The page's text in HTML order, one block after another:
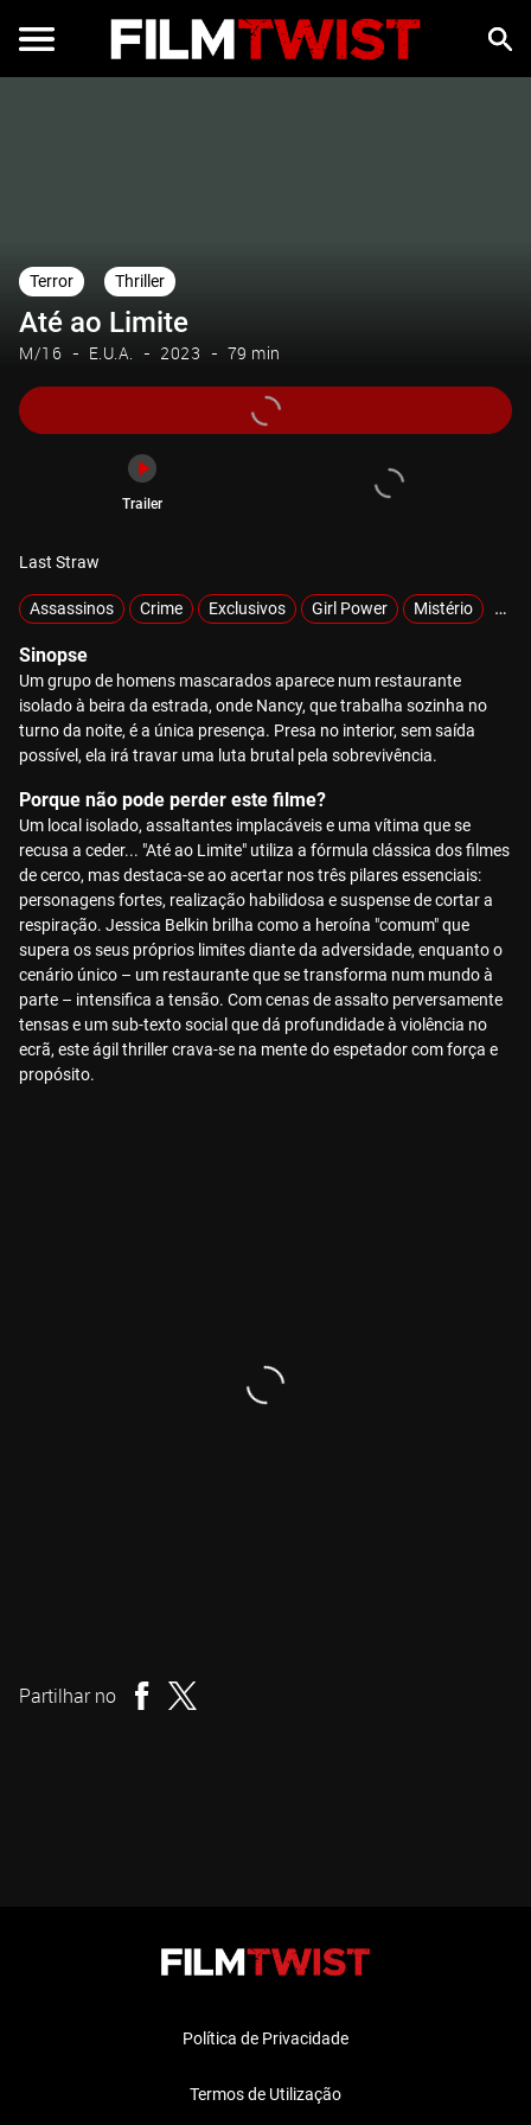
Terror Thriller
Até ao Limite
M/16 E.U.A. 2023 79 min
Trailer
Last Straw
Assassinos Crime Exclusivos Girl Power Mistério
Sinopse
Um grupo de homens mascarados aparece num restaurante
isolado à beira da estrada, onde Nancy, que trabalha sozinha no
turno da noite, é a única presença. Presa no interior, sem saída
possível, ela irá travar uma luta brutal pela sobrevivência.
Porque não pode perder este filme?
Um local isolado, assaltantes implacáveis e uma vítima que se
recusa a ceder... "Até ao Limite" utiliza a fórmula clássica dos filmes
de cerco, mas destaca-se ao acertar nos três pilares essenciais:
personagens fortes, realização habilidosa e suspense de cortar a
respiração. Jessica Belkin brilha como a heroína "comum" que
supera os seus próprios limites diante da adversidade, enquanto o
cenário único – um restaurante que se transforma num mundo à
parte – intensifica a tensão. Com cenas de assalto perversamente
tensas e um sub-texto social que dá profundidade à violência no
ecrã, este ágil thriller crava-se na mente do espetador com força e
propósito.
Partilhar no
Política de Privacidade
Termos de Utilização